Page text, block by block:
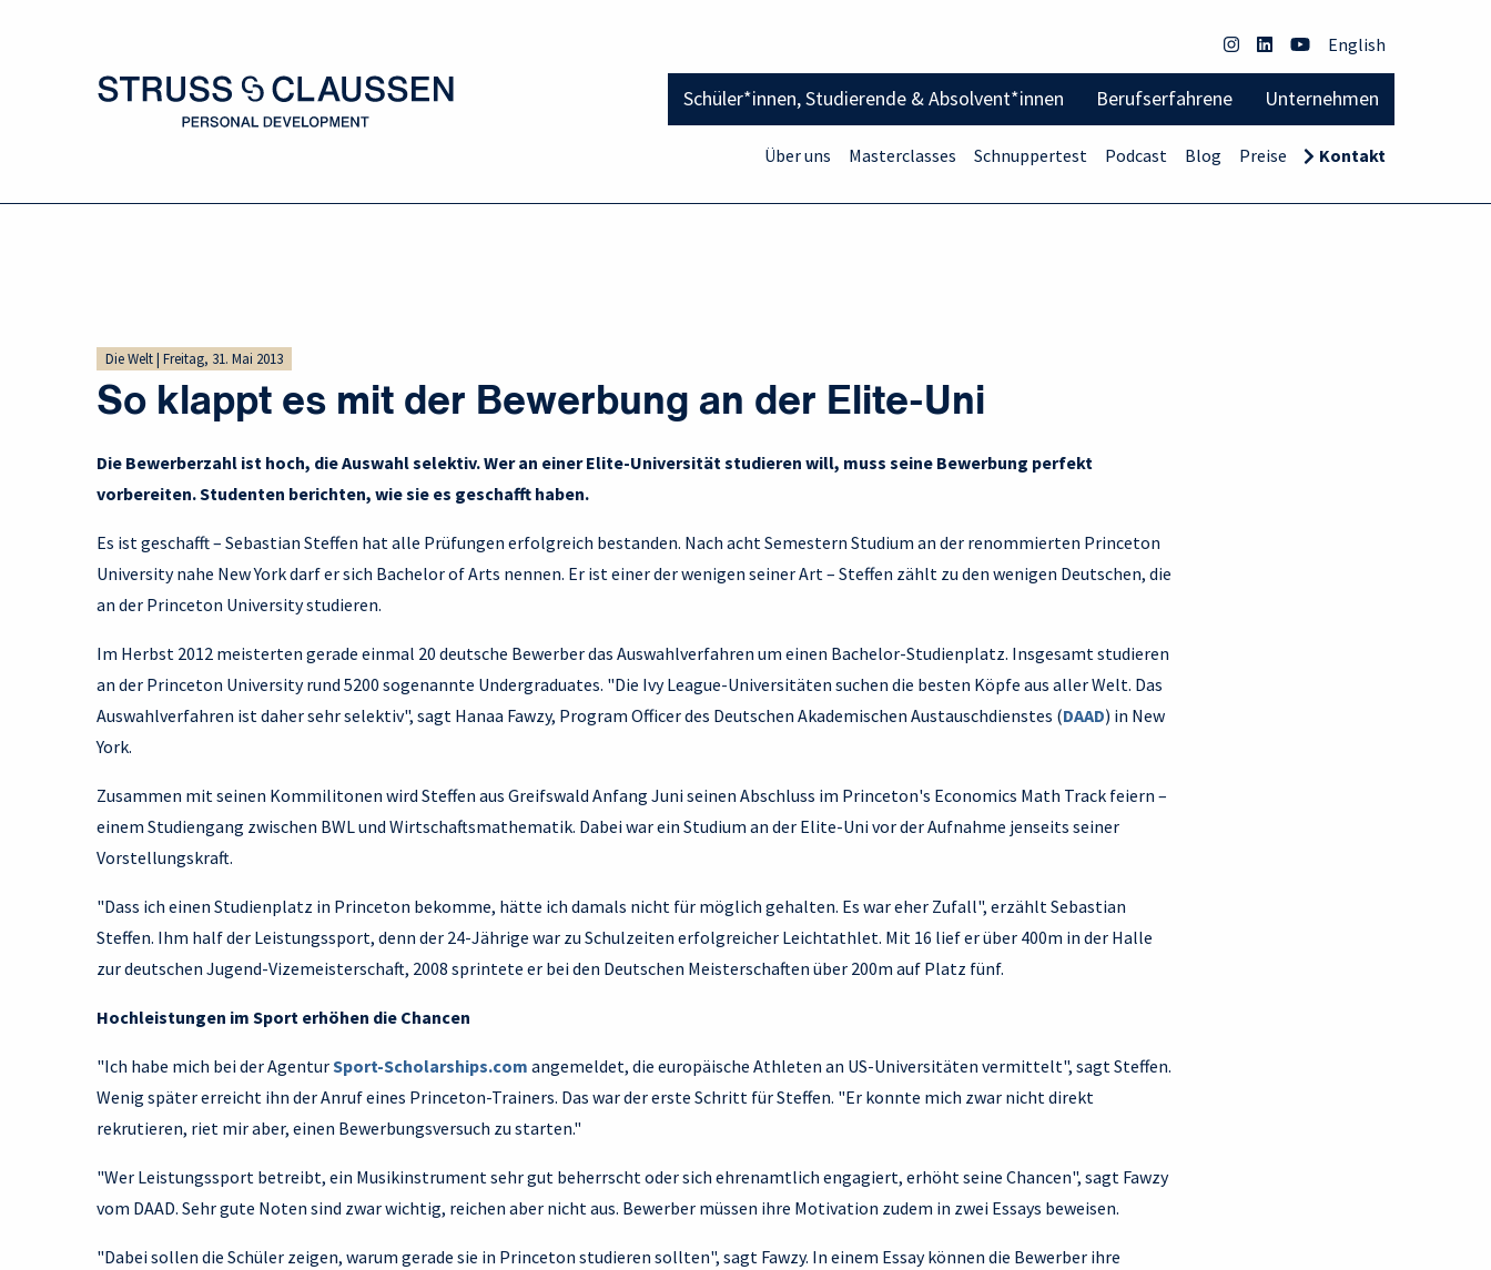
English
Schüler*innen, Studierende & Absolvent*innen Berufserfahrene Unternehmen
Über uns Masterclasses Schnuppertest Podcast Blog Preise Kontakt
Die Welt | Freitag, 31. Mai 2013
So klappt es mit der Bewerbung an der Elite-Uni
Die Bewerberzahl ist hoch, die Auswahl selektiv. Wer an einer Elite-Universität studieren will, muss seine Bewerbung perfekt
vorbereiten. Studenten berichten, wie sie es geschafft haben.
Es ist geschafft – Sebastian Steffen hat alle Prüfungen erfolgreich bestanden. Nach acht Semestern Studium an der renommierten Princeton
University nahe New York darf er sich Bachelor of Arts nennen. Er ist einer der wenigen seiner Art – Steffen zählt zu den wenigen Deutschen, die
an der Princeton University studieren.
Im Herbst 2012 meisterten gerade einmal 20 deutsche Bewerber das Auswahlverfahren um einen Bachelor-Studienplatz. Insgesamt studieren
an der Princeton University rund 5200 sogenannte Undergraduates. "Die Ivy League-Universitäten suchen die besten Köpfe aus aller Welt. Das
Auswahlverfahren ist daher sehr selektiv", sagt Hanaa Fawzy, Program Officer des Deutschen Akademischen Austauschdienstes (DAAD) in New
York.
Zusammen mit seinen Kommilitonen wird Steffen aus Greifswald Anfang Juni seinen Abschluss im Princeton's Economics Math Track feiern –
einem Studiengang zwischen BWL und Wirtschaftsmathematik. Dabei war ein Studium an der Elite-Uni vor der Aufnahme jenseits seiner
Vorstellungskraft.
"Dass ich einen Studienplatz in Princeton bekomme, hätte ich damals nicht für möglich gehalten. Es war eher Zufall", erzählt Sebastian
Steffen. Ihm half der Leistungssport, denn der 24-Jährige war zu Schulzeiten erfolgreicher Leichtathlet. Mit 16 lief er über 400m in der Halle
zur deutschen Jugend-Vizemeisterschaft, 2008 sprintete er bei den Deutschen Meisterschaften über 200m auf Platz fünf.
Hochleistungen im Sport erhöhen die Chancen
"Ich habe mich bei der AgenturSport-Scholarships.com angemeldet, die europäische Athleten an US-Universitäten vermittelt", sagt Steffen.
Wenig später erreicht ihn der Anruf eines Princeton-Trainers. Das war der erste Schritt für Steffen. "Er konnte mich zwar nicht direkt
rekrutieren, riet mir aber, einen Bewerbungsversuch zu starten."
"Wer Leistungssport betreibt, ein Musikinstrument sehr gut beherrscht oder sich ehrenamtlich engagiert, erhöht seine Chancen", sagt Fawzy
vom DAAD. Sehr gute Noten sind zwar wichtig, reichen aber nicht aus. Bewerber müssen ihre Motivation zudem in zwei Essays beweisen.
"Dabei sollen die Schüler zeigen, warum gerade sie in Princeton studieren sollten", sagt Fawzy. In einem Essay können die Bewerber ihre